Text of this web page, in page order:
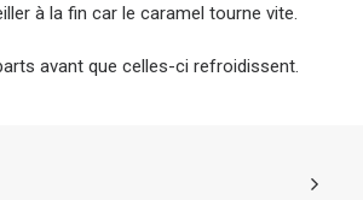
à la fin car le caramel tourne vite.
avant que celles-ci refroidissent.